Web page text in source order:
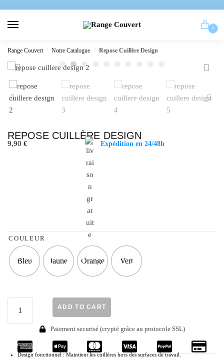
0
Range Couvert / Notre Catalogue / Repose Cuillère Design
REPOSE CUILLÈRE DESIGN
9,90 € Expédition en 24/48h
COULEUR
Bleu Jaune Orange Vert
ADD TO CART
Paiement securisé (crypté grâce au protocole SSL)
Design fonctionnel : Maintient les cuillères hors des surfaces de travail.